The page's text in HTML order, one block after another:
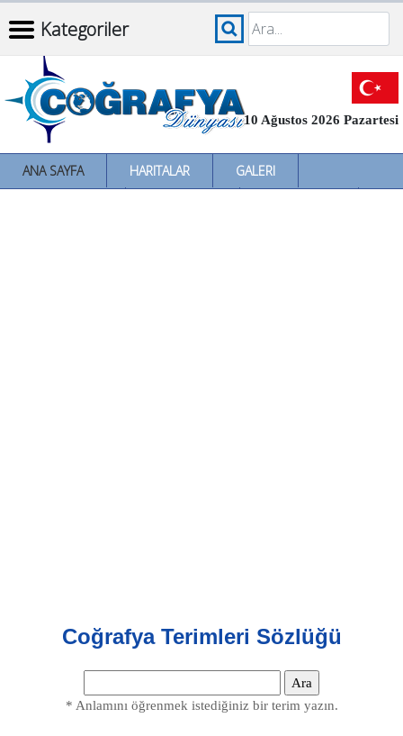
Kategoriler
10 Ağustos 2026 Pazartesi
ANA SAYFA HARITALAR
GALERI
Coğrafya Terimleri Sözlüğü
* Anlamını öğrenmek istediğiniz bir terim yazın.